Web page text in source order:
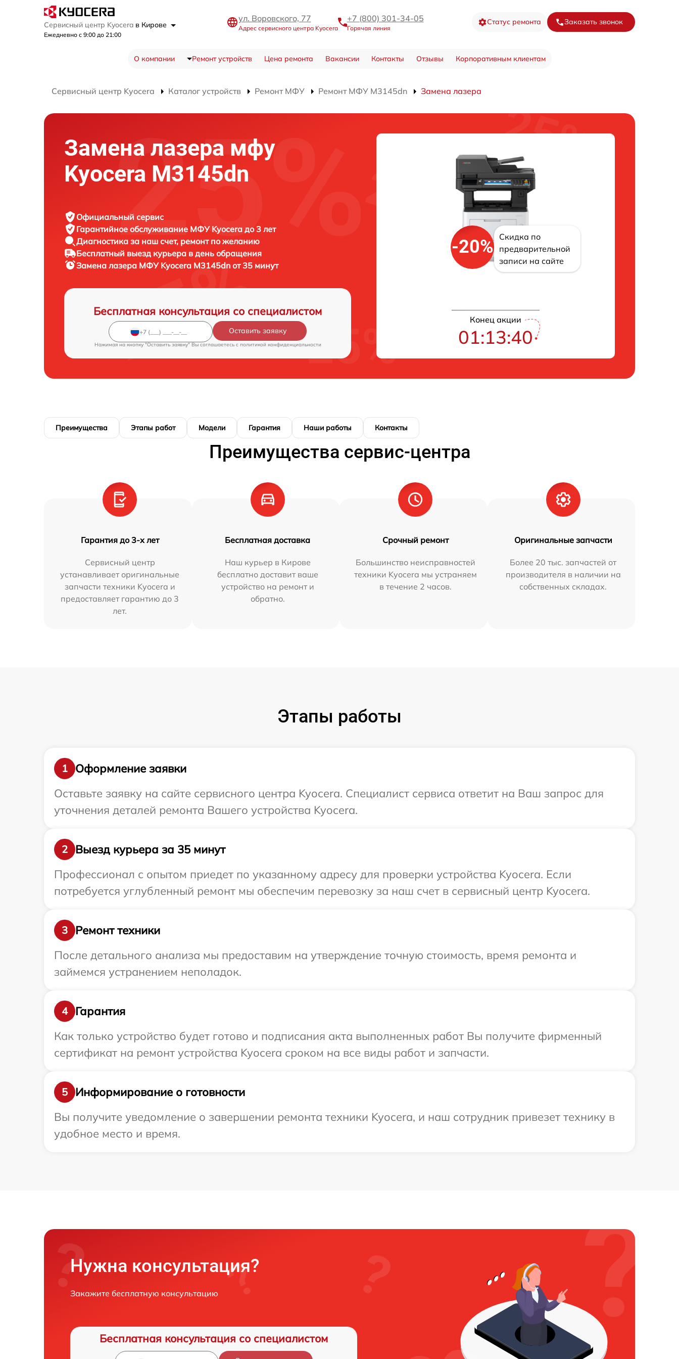
Сервисный центр Kyocera в Кирове
Ежедневно с 9:00 до 21:00
ул. Воровского, 77
Адрес сервисного центра Kyocera
+7 (800) 301-34-05
Горячая линия
Статус ремонта Заказать звонок
О компании Ремонт устройств Цена ремонта Вакансии Контакты Отзывы Корпоративным клиентам
Сервисный центр Kyocera Каталог устройств Ремонт МФУ Ремонт МФУ M3145dn Замена лазера
Замена лазера мфу
Kyocera M3145dn
Официальный сервис
Гарантийное обслуживание МФУ Kyocera до 3 лет
Диагностика за наш счет, ремонт по желанию
Бесплатный выезд курьера в день обращения
Замена лазера МФУ Kyocera M3145dn от 35 минут
Бесплатная консультация со специалистом
Оставить заявку
Нажимая на кнопку "Оставить заявку" Вы соглашаетесь c политикой конфиденциальности
-20%
Скидка по
предварительной
записи на сайте
Конец акции
01:13:39
Преимущества Этапы работ Модели Гарантия Наши работы Контакты
Преимущества сервис-центра
Гарантия до 3-х лет
Сервисный центр
устанавливает оригинальные
запчасти техники Kyocera и
предоставляет гарантию до 3
лет.
Бесплатная доставка
Наш курьер в Кирове
бесплатно доставит ваше
устройство на ремонт и
обратно.
Срочный ремонт
Большинство неисправностей
техники Kyocera мы устраняем
в течение 2 часов.
Оригинальные запчасти
Более 20 тыс. запчастей от
производителя в наличии на
собственных складах.
Этапы работы
1
Оформление заявки
Оставьте заявку на сайте сервисного центра Kyocera. Специалист сервиса ответит на Ваш запрос для
уточнения деталей ремонта Вашего устройства Kyocera.
2
Выезд курьера за 35 минут
Профессионал с опытом приедет по указанному адресу для проверки устройства Kyocera. Если
потребуется углубленный ремонт мы обеспечим перевозку за наш счет в сервисный центр Kyocera.
3
Ремонт техники
После детального анализа мы предоставим на утверждение точную стоимость, время ремонта и
займемся устранением неполадок.
4
Гарантия
Как только устройство будет готово и подписания акта выполненных работ Вы получите фирменный
сертификат на ремонт устройства Kyocera сроком на все виды работ и запчасти.
5
Информирование о готовности
Вы получите уведомление о завершении ремонта техники Kyocera, и наш сотрудник привезет технику в
удобное место и время.
Нужна консультация?
Закажите бесплатную консультацию
Бесплатная консультация со специалистом